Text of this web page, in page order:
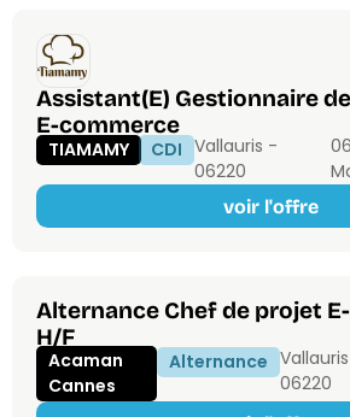
Assistant(E) Gestionnaire
E-commerce
TIAMAMY CDI Vallauris -
06220
voir l'offre
Alternance Chef de projet
H/F
Acaman
Cannes
Alternance
06220